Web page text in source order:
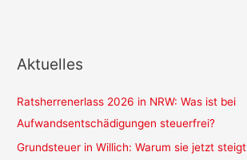
Aktuelles
Ratsherrenerlass 2026 in NRW: Was ist bei
Aufwandsentschädigungen steuerfrei?
Grundsteuer in Willich: Warum sie jetzt steigt